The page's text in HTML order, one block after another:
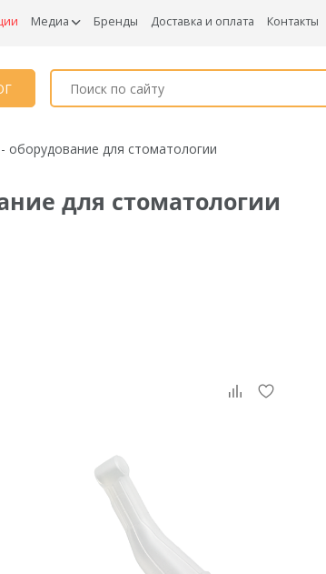
Медиа Бренды Доставка и оплата Контакты
оборудование для стоматологии
для стоматологии